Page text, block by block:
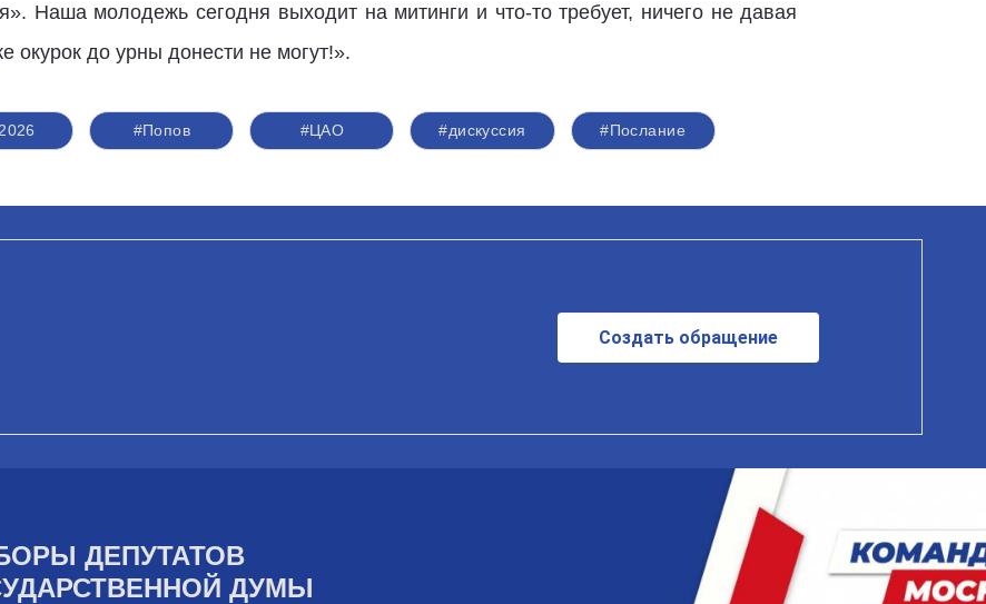
Наша молодежь сегодня выходит на митинги и что-то требует, ничего не давая
окурок до урны донести не могут!».
#Попов #ЦАО #дискуссия #Послание
Создать обращение
ДЕПУТАТОВ
ДУМЫ